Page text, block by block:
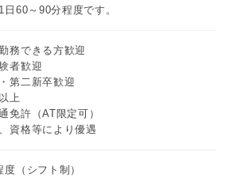
輩も活躍中です。
ください！
簡単な作業からスタートいたします。
休憩60分
日60～90分程度です。
務できる方歓迎
者歓迎
第二新卒歓迎
上
免許（AT限定可）
資格等により優遇
度（シフト制）